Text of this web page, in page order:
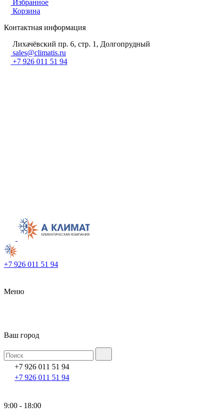
Избранное
Корзина
Контактная информация
Лихачёвский пр. 6, стр. 1, Долгопрудный
sales@climatis.ru
+7 926 011 51 94
+7 926 011 51 94
Меню
Ваш город
+7 926 011 51 94
+7 926 011 51 94
9:00 - 18:00